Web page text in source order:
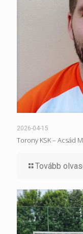
2026-04-15
Torony KSK – Acsád
Tovább